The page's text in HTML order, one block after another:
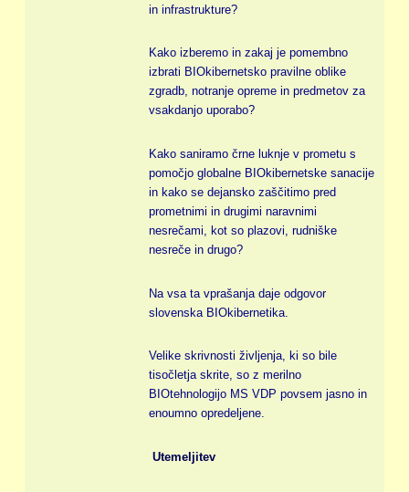
in infrastrukture?
Kako izberemo in zakaj je pomembno
izbrati BIOkibernetsko pravilne oblike
zgradb, notranje opreme in predmetov za
vsakdanjo uporabo?
Kako saniramo črne luknje v prometu s
pomočjo globalne BIOkibernetske sanacije
in kako se dejansko zaščitimo pred
prometnimi in drugimi naravnimi
nesrečami, kot so plazovi, rudniške
nesreče in drugo?
Na vsa ta vprašanja daje odgovor
slovenska BIOkibernetika.
Velike skrivnosti življenja, ki so bile
tisočletja skrite, so z merilno
BIOtehnologijo MS VDP povsem jasno in
enoumno opredeljene.
Utemeljitev